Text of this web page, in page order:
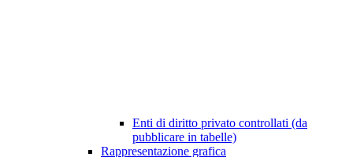
Enti di diritto privato controllati (da
pubblicare in tabelle)
Rappresentazione grafica